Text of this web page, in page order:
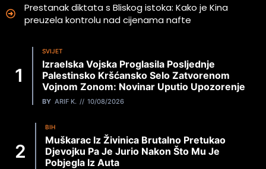
Prestanak diktata s Bliskog istoka: Kako je Kina
preuzela kontrolu nad cijenama nafte
SVIJET
Izraelska Vojska Proglasila Posljednje
Palestinsko Kršćansko Selo Zatvorenom
Vojnom Zonom: Novinar Uputio Upozorenje
BY ARIF K. 10/08/2026
BIH
Muškarac Iz Živinica Brutalno Pretukao
Djevojku Pa Je Jurio Nakon Što Mu Je
Pobjegla Iz Auta